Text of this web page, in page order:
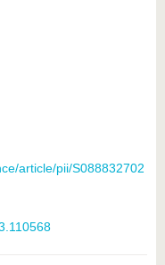
article/pii/S088832702